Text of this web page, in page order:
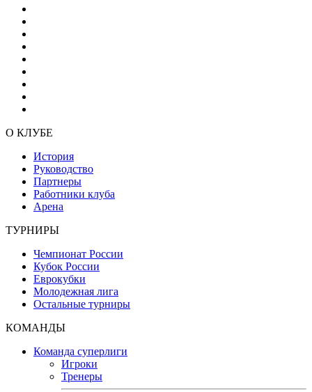
О КЛУБЕ
История
Руководство
Партнеры
Работники клуба
Арена
ТУРНИРЫ
Чемпионат России
Кубок России
Еврокубки
Молодежная лига
Остальные турниры
КОМАНДЫ
Команда суперлиги
Игроки
Тренеры